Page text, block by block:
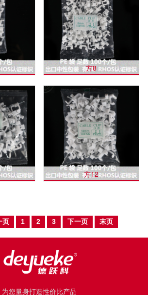
方8
方12
页 1 2 3 下一页 末页
为您量身打造性价比产品